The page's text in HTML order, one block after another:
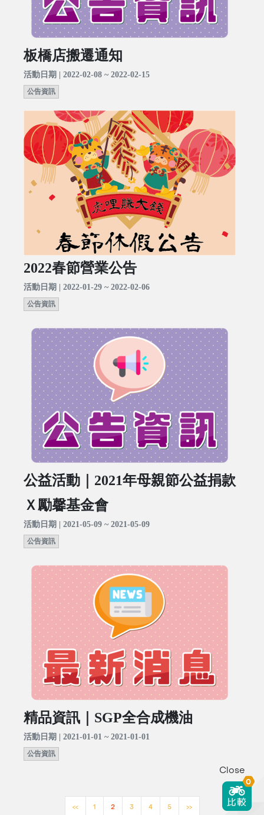
板橋店搬遷通知
活動日期 | 2022-02-08 ~ 2022-02-15
公告資訊
2022春節營業公告
活動日期 | 2022-01-29 ~ 2022-02-06
公告資訊
公益活動｜2021年母親節公益捐款
Ｘ勵馨基金會
活動日期 | 2021-05-09 ~ 2021-05-09
公告資訊
精品資訊｜SGP全合成機油
活動日期 | 2021-01-01 ~ 2021-01-01
公告資訊
<< 1 2 3 4 5 >>
Close
0